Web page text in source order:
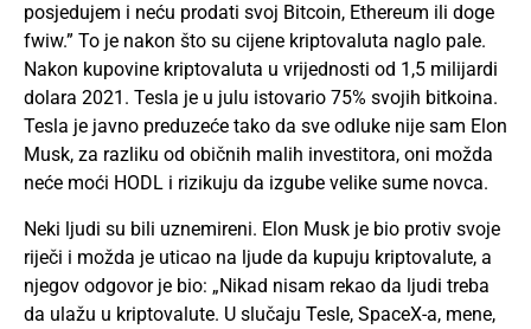
posjedujem i neću prodati svoj Bitcoin, Ethereum ili doge
fwiw.” To je nakon što su cijene kriptovaluta naglo pale.
Nakon kupovine kriptovaluta u vrijednosti od 1,5 milijardi
dolara 2021. Tesla je u julu istovario 75% svojih bitkoina.
Tesla je javno preduzeće tako da sve odluke nije sam Elon
Musk, za razliku od običnih malih investitora, oni možda
neće moći HODL i rizikuju da izgube velike sume novca.
Neki ljudi su bili uznemireni. Elon Musk je bio protiv svoje
riječi i možda je uticao na ljude da kupuju kriptovalute, a
njegov odgovor je bio: „Nikad nisam rekao da ljudi treba
da ulažu u kriptovalute. U slučaju Tesle, SpaceX-a, mene,